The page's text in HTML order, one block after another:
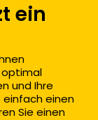
ein
optimal
und Ihre
einfach einen
Sie einen